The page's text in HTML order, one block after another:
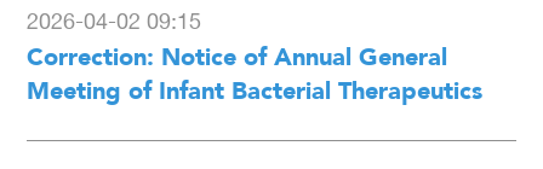
2026-04-02 09:15
Correction: Notice of Annual General
Meeting of Infant Bacterial Therapeutics